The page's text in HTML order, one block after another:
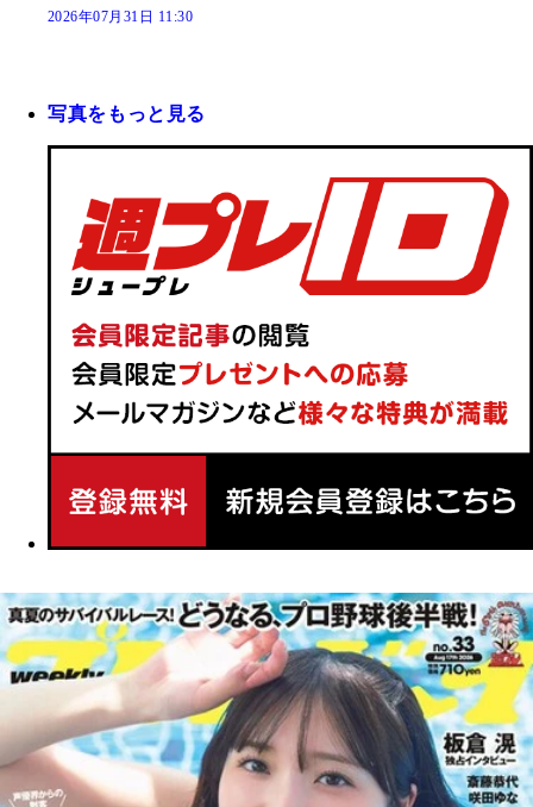
2026年07月31日 11:30
写真をもっと見る